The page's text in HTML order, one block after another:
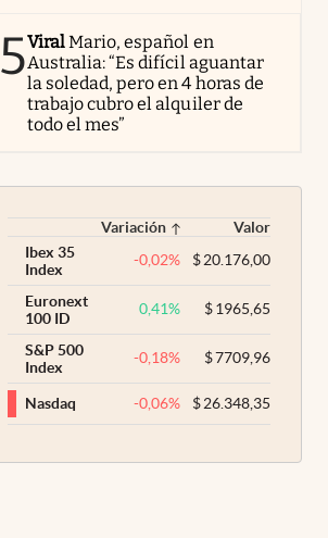
5ViralMario, español en
Australia: “Es difícil aguantar
la soledad, pero en 4 horas de
trabajo cubro el alquiler de
todo el mes”
Variación
Valor
Ibex 35
Index
-0,02% $20.176,00
Euronext
100 ID
0,41% $1965,65
S&P 500
Index
-0,18% $7709,96
Nasdaq -0,06% $26.348,35